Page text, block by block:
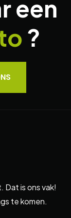
een
?
Dat is ons vak!
te komen.